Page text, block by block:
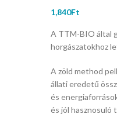
1,840Ft
A TTM-BIO által
horgászatokhoz
A zöld method
állati eredetű
és
és jól hasznosuló